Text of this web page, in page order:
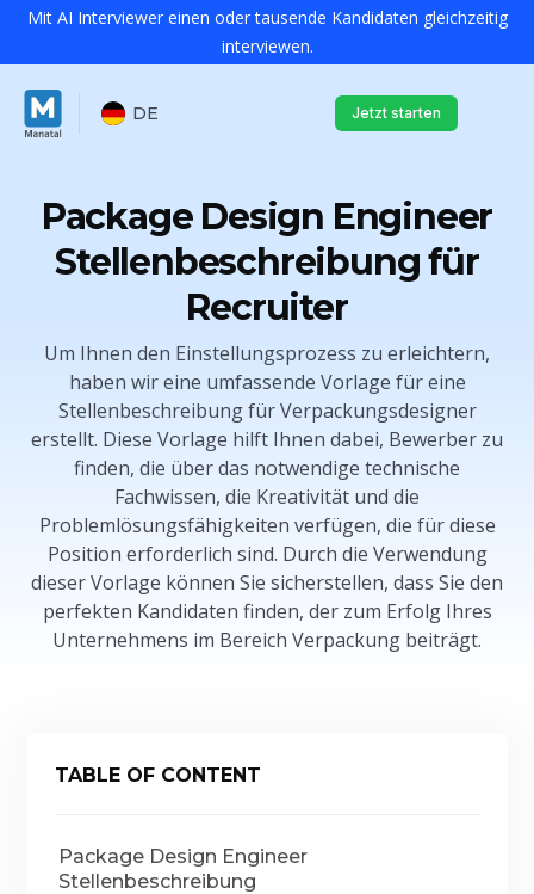
Mit AI Interviewer einen oder tausende Kandidaten gleichzeitig
interviewen.
DE Jetzt starten
Package Design Engineer
Stellenbeschreibung für
Recruiter
Um Ihnen den Einstellungsprozess zu erleichtern,
haben wir eine umfassende Vorlage für eine
Stellenbeschreibung für Verpackungsdesigner
erstellt. Diese Vorlage hilft Ihnen dabei, Bewerber zu
finden, die über das notwendige technische
Fachwissen, die Kreativität und die
Problemlösungsfähigkeiten verfügen, die für diese
Position erforderlich sind. Durch die Verwendung
dieser Vorlage können Sie sicherstellen, dass Sie den
perfekten Kandidaten finden, der zum Erfolg Ihres
Unternehmens im Bereich Verpackung beiträgt.
TABLE OF CONTENT
Package Design Engineer
Stellenbeschreibung